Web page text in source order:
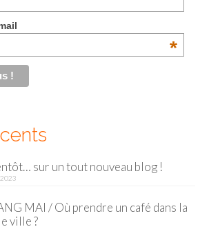
Uni
*
sur un tout nouveau blog !
MAI / Où prendre un café dans la
ville ?